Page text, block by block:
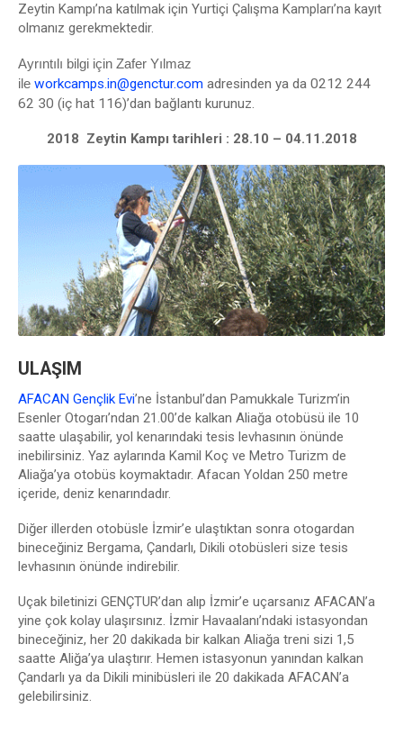
Zeytin Kampı’na katılmak için Yurtiçi Çalışma Kampları’na kayıt
olmanız gerekmektedir.
Ayrıntılı bilgi için Zafer Yılmaz
ile workcamps.in@genctur.com adresinden ya da 0212 244
62 30 (iç hat 116)’dan bağlantı kurunuz.
2018 Zeytin Kampı tarihleri : 28.10 – 04.11.2018
ULAŞIM
AFACAN Gençlik Evi’ne İstanbul’dan Pamukkale Turizm’in
Esenler Otogarı’ndan 21.00’de kalkan Aliağa otobüsü ile 10
saatte ulaşabilir, yol kenarındaki tesis levhasının önünde
inebilirsiniz. Yaz aylarında Kamil Koç ve Metro Turizm de
Aliağa’ya otobüs koymaktadır. Afacan Yoldan 250 metre
içeride, deniz kenarındadır.
Diğer illerden otobüsle İzmir’e ulaştıktan sonra otogardan
bineceğiniz Bergama, Çandarlı, Dikili otobüsleri size tesis
levhasının önünde indirebilir.
Uçak biletinizi GENÇTUR’dan alıp İzmir’e uçarsanız AFACAN’a
yine çok kolay ulaşırsınız. İzmir Havaalanı’ndaki istasyondan
bineceğiniz, her 20 dakikada bir kalkan Aliağa treni sizi 1,5
saatte Aliğa’ya ulaştırır. Hemen istasyonun yanından kalkan
Çandarlı ya da Dikili minibüsleri ile 20 dakikada AFACAN’a
gelebilirsiniz.